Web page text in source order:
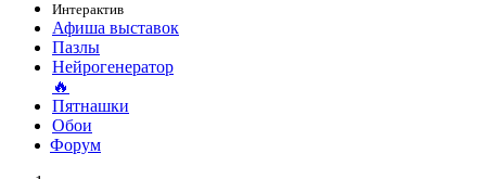
Интерактив
Афиша выставок
Пазлы
Нейрогенератор
🔥
Пятнашки
Обои
Форум